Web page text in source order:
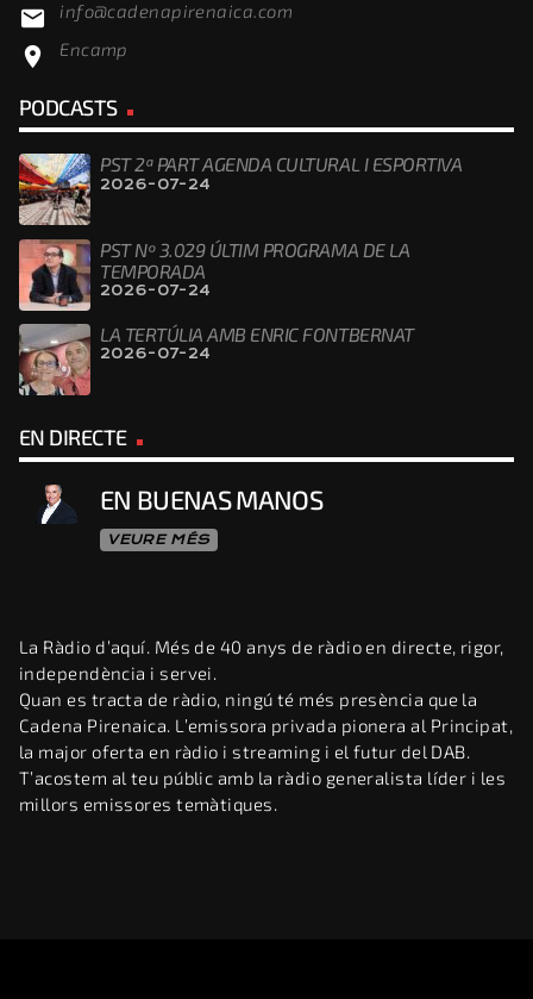
email info@cadenapirenaica.com
location_on Encamp
PODCASTS
PST 2ª PART AGENDA CULTURAL I ESPORTIVA
2026-07-24
PST Nº 3.029 ÚLTIM PROGRAMA DE LA
TEMPORADA
2026-07-24
LA TERTÚLIA AMB ENRIC FONTBERNAT
2026-07-24
EN DIRECTE
EN BUENAS MANOS
VEURE MÉS
La Ràdio d’aquí. Més de 40 anys de ràdio en directe, rigor,
independència i servei.
Quan es tracta de ràdio, ningú té més presència que la
Cadena Pirenaica. L’emissora privada pionera al Principat,
la major oferta en ràdio i streaming i el futur del DAB.
T’acostem al teu públic amb la ràdio generalista líder i les
millors emissores temàtiques.